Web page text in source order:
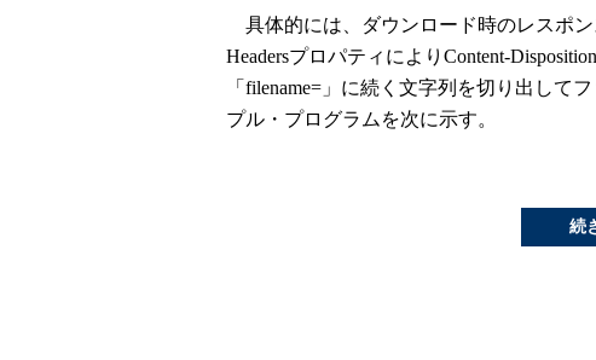
具体的には、ダウンロード時のレスポン
HeadersプロパティによりContent-
「filename=」に続く文字列を切り出して
プル・プログラムを次に示す。
続